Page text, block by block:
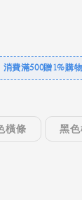
消費滿500贈1%購
橫條 黑